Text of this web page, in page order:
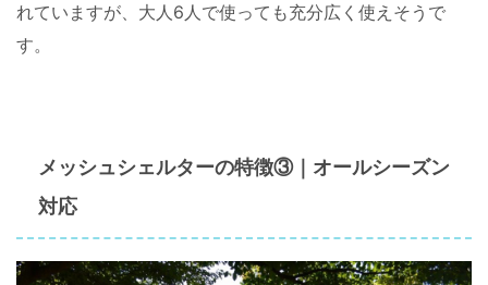
れていますが、大人6人で使っても充分広く使えそうで
す。
メッシュシェルターの特徴③｜オールシーズン
対応